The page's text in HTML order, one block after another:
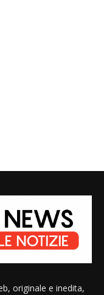
originale e inedita,